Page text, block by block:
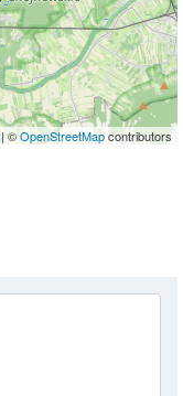
| ©OpenStreetMapcontributors